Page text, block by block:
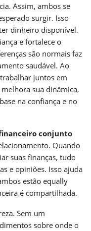
Assim, ambos se
surgir. Isso
dinheiro disponível.
e fortalece o
são normais faz
saudável. Ao
juntos em
sua dinâmica,
na confiança e no
conjunto
Quando
suas finanças, tudo
e opiniões. Isso ajuda
estão equally
é compartilhada.
Sem um
sobre onde o